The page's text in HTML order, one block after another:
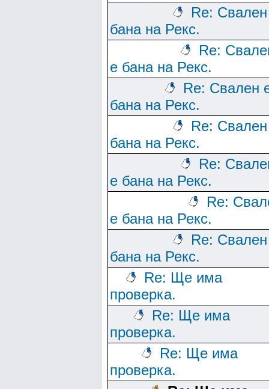
Re:
бана на Рекс.
Re:
е бана на Рекс.
Re: Свален
бана на Рекс.
Re:
бана на Рекс.
Re:
е бана на Рекс.
Re:
е бана на Рекс.
Re:
бана на Рекс.
Re: Ще има
проверка.
Re: Ще има
проверка.
Re: Ще има
проверка.